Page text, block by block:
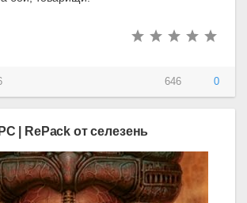
646 0
| RePack от селезень